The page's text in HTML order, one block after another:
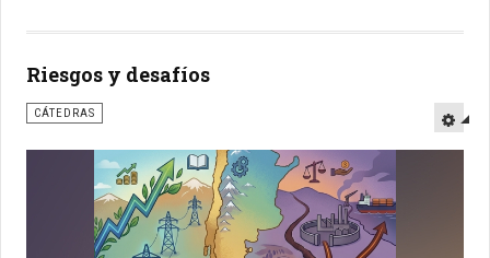
Riesgos y desafíos
CÁTEDRAS